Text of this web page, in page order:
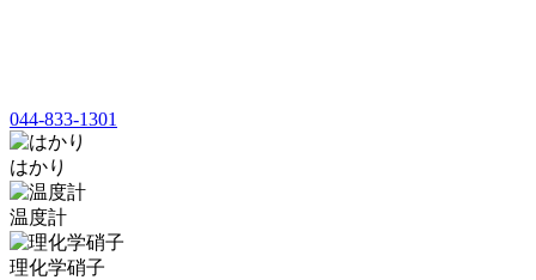
044-833-1301
はかり
温度計
理化学硝子